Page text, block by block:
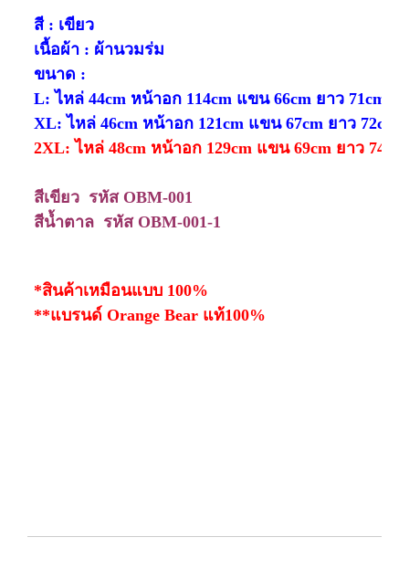
สี : เขียว
เนื้อผ้า : ผ้านวมร่ม
ขนาด :
L: ไหล่ 44cm หน้าอก 114cm แขน 66cm ยาว 71cm
XL: ไหล่ 46cm หน้าอก 121cm แขน 67cm ยาว 72cm
2XL: ไหล่ 48cm หน้าอก 129cm แขน 69cm ยาว
สีเขียว รหัส OBM-001
สีน้ำตาล รหัส OBM-001-1
*สินค้าเหมือนแบบ 100%
**แบรนด์ Orange Bear แท้100%